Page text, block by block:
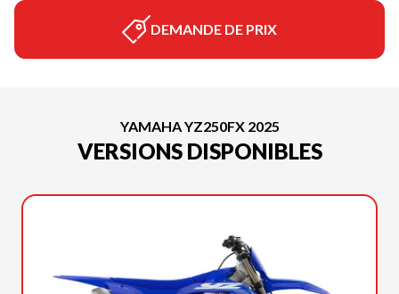
DEMANDE DE PRIX
YAMAHA YZ250FX 2025
VERSIONS DISPONIBLES